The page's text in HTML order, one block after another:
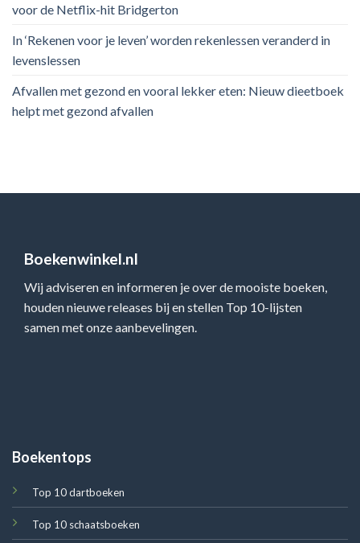
voor de Netflix-hit Bridgerton
In ‘Rekenen voor je leven’ worden rekenlessen veranderd in
levenslessen
Afvallen met gezond en vooral lekker eten: Nieuw dieetboek
helpt met gezond afvallen
Boekenwinkel.nl
Wij adviseren en informeren je over de mooiste boeken,
houden nieuwe releases bij en stellen Top 10-lijsten
samen met onze aanbevelingen.
Boekentops
Top 10 dartboeken
Top 10 schaatsboeken